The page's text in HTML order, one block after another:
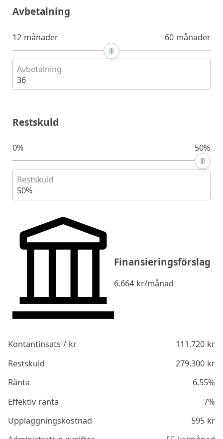
Avbetalning
12 månader 60 månader
Avbetalning
36
Restskuld
0% 50%
Restskuld
50%
Finansieringsförslag
6.664 kr/månad
Kontantinsats / kr 111.720kr
Restskuld
279.300kr
Ränta
6.55%
Effektiv ränta
7%
Uppläggningskostnad
595kr